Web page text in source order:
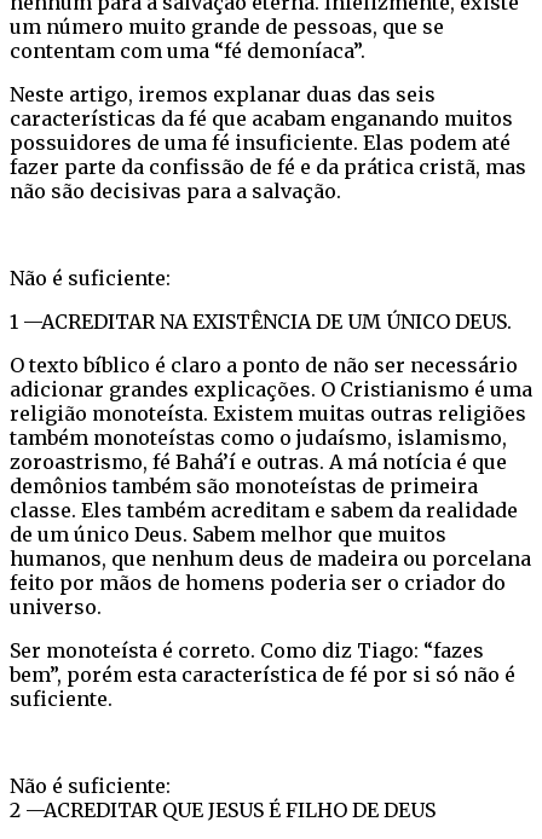
um número muito grande de pessoas, que se
contentam com uma “fé demoníaca”.
Neste artigo, iremos explanar duas das seis
características da fé que acabam enganando muitos
possuidores de uma fé insuficiente. Elas podem até
fazer parte da confissão de fé e da prática cristã, mas
não são decisivas para a salvação.
Não é suficiente:
1 —ACREDITAR NA EXISTÊNCIA DE UM ÚNICO DEUS.
O texto bíblico é claro a ponto de não ser necessário
adicionar grandes explicações. O Cristianismo é uma
religião monoteísta. Existem muitas outras religiões
também monoteístas como o judaísmo, islamismo,
zoroastrismo, fé Bahá’í e outras. A má notícia é que
demônios também são monoteístas de primeira
classe. Eles também acreditam e sabem da realidade
de um único Deus. Sabem melhor que muitos
humanos, que nenhum deus de madeira ou porcelana
feito por mãos de homens poderia ser o criador do
universo.
Ser monoteísta é correto. Como diz Tiago: “fazes
bem”, porém esta característica de fé por si só não é
suficiente.
Não é suficiente:
2 —ACREDITAR QUE JESUS É FILHO DE DEUS